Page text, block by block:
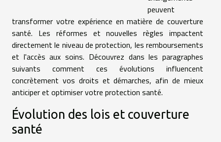
peuvent
transformer votre expérience en matière de couverture
santé. Les réformes et nouvelles règles impactent
directement le niveau de protection, les remboursements
et l'accès aux soins. Découvrez dans les paragraphes
suivants comment ces évolutions influencent
concrètement vos droits et démarches, afin de mieux
anticiper et optimiser votre protection santé.
Évolution des lois et couverture
santé